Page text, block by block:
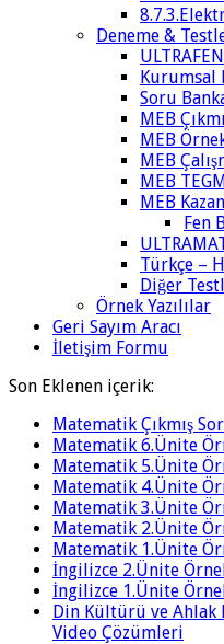
Deneme &
Kurumsal
Soru
MEB
MEB
MEB
MEB
MEB
Fen
Türkçe –
Diğer
Örnek Yazılılar
Geri Sayım Aracı
İletişim Formu
Son Eklenen içerik:
Matematik Çıkmış
Matematik 6.Ünite
Matematik 5.Ünite
Matematik 4.Ünite
Matematik 3.Ünite
Matematik 2.Ünite
Matematik 1.Ünite
İngilizce 2.Ünite
İngilizce 1.Ünite
Din Kültürü ve Ahlak
Video Çözümleri